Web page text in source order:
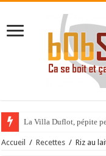
La Villa Duflot, pépite
Accueil / Recettes / Riz au